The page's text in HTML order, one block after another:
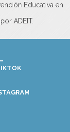
Educativa en
ADEIT.